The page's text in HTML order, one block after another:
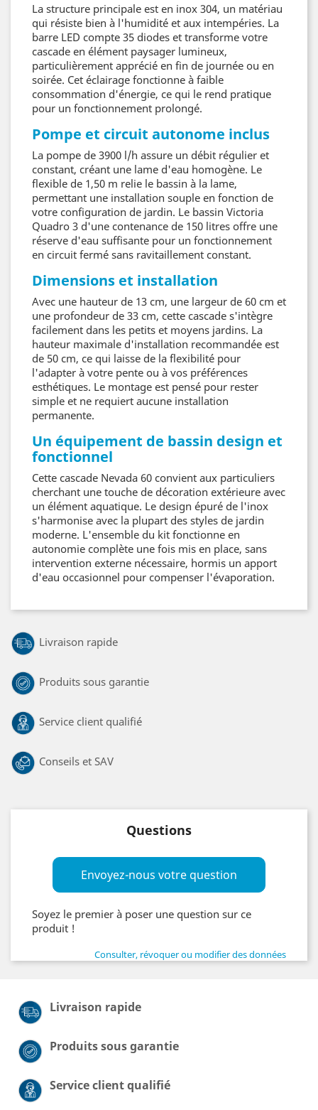
La structure principale est en inox 304, un matériau
qui résiste bien à l'humidité et aux intempéries. La
barre LED compte 35 diodes et transforme votre
cascade en élément paysager lumineux,
particulièrement apprécié en fin de journée ou en
soirée. Cet éclairage fonctionne à faible
consommation d'énergie, ce qui le rend pratique
pour un fonctionnement prolongé.
Pompe et circuit autonome inclus
La pompe de 3900 l/h assure un débit régulier et
constant, créant une lame d'eau homogène. Le
flexible de 1,50 m relie le bassin à la lame,
permettant une installation souple en fonction de
votre configuration de jardin. Le bassin Victoria
Quadro 3 d'une contenance de 150 litres offre une
réserve d'eau suffisante pour un fonctionnement
en circuit fermé sans ravitaillement constant.
Dimensions et installation
Avec une hauteur de 13 cm, une largeur de 60 cm et
une profondeur de 33 cm, cette cascade s'intègre
facilement dans les petits et moyens jardins. La
hauteur maximale d'installation recommandée est
de 50 cm, ce qui laisse de la flexibilité pour
l'adapter à votre pente ou à vos préférences
esthétiques. Le montage est pensé pour rester
simple et ne requiert aucune installation
permanente.
Un équipement de bassin design et
fonctionnel
Cette cascade Nevada 60 convient aux particuliers
cherchant une touche de décoration extérieure avec
un élément aquatique. Le design épuré de l'inox
s'harmonise avec la plupart des styles de jardin
moderne. L'ensemble du kit fonctionne en
autonomie complète une fois mis en place, sans
intervention externe nécessaire, hormis un apport
d'eau occasionnel pour compenser l'évaporation.
Livraison rapide
Produits sous garantie
Service client qualifié
Conseils et SAV
Questions
Envoyez-nous votre question
Soyez le premier à poser une question sur ce
produit !
Consulter, révoquer ou modifier des données
Livraison rapide
Produits sous garantie
Service client qualifié